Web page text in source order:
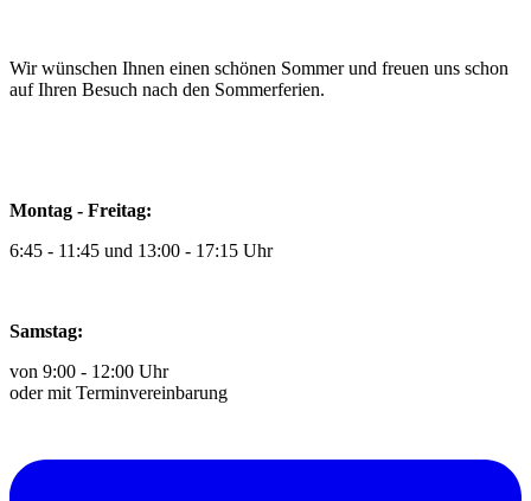
Wir wünschen Ihnen einen schönen Sommer und freuen uns schon
auf Ihren Besuch nach den Sommerferien.
Montag - Freitag:
6:45 - 11:45 und 13:00 - 17:15 Uhr
Samstag:
von 9:00 - 12:00 Uhr
oder mit Terminvereinbarung